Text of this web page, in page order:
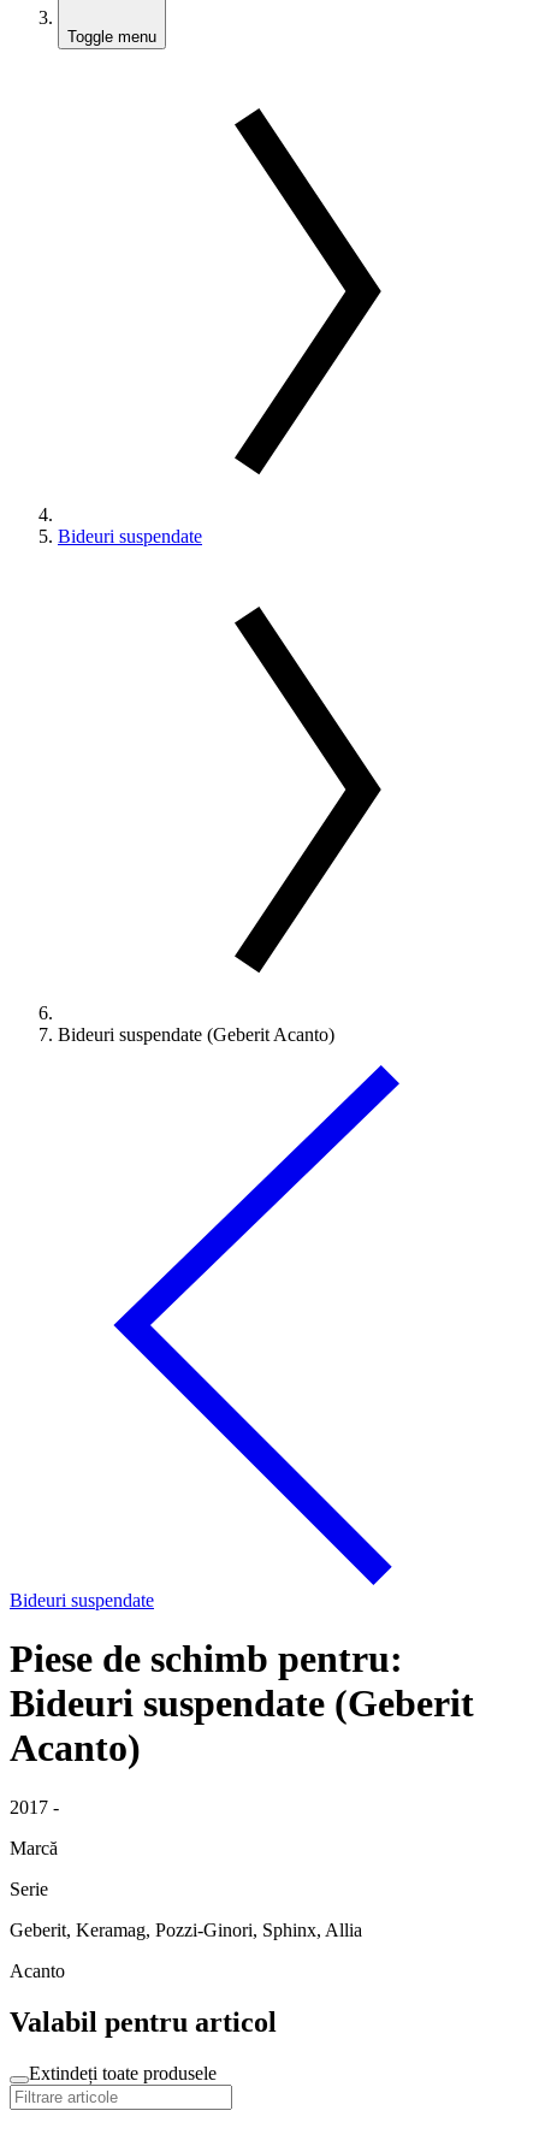
Toggle menu
Bideuri suspendate
Bideuri suspendate (Geberit Acanto)
Bideuri suspendate
Piese de schimb pentru:
Bideuri suspendate (Geberit
Acanto)
2017 -
Marcă
Serie
Geberit, Keramag, Pozzi-Ginori, Sphinx, Allia
Acanto
Valabil pentru articol
Extindeți toate produsele